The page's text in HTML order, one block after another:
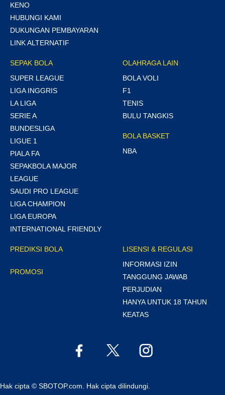
KENO
HUBUNGI KAMI
DUKUNGAN PEMBAYARAN
LINK ALTERNATIF
SEPAK BOLA
SUPER LEAGUE
LIGA INGGRIS
LA LIGA
SERIE A
BUNDESLIGA
LIGUE 1
PIALA FA
SEPAKBOLA MAJOR
LEAGUE
SAUDI PRO LEAGUE
LIGA CHAMPION
LIGA EUROPA
INTERNATIONAL FRIENDLY
OLAHRAGA LAIN
BOLA VOLI
F1
TENIS
BULU TANGKIS
BOLA BASKET
NBA
PREDIKSI BOLA
PROMOSI
LISENSI & REGULASI
INFORMASI IZIN
TANGGUNG JAWAB
PERJUDIAN
HANYA UNTUK 18 TAHUN
KEATAS
Hak cipta © SBOTOP.com. Hak cipta dilindungi.